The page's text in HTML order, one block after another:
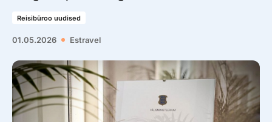
Reisibüroo uudised
01.05.2026 Estravel